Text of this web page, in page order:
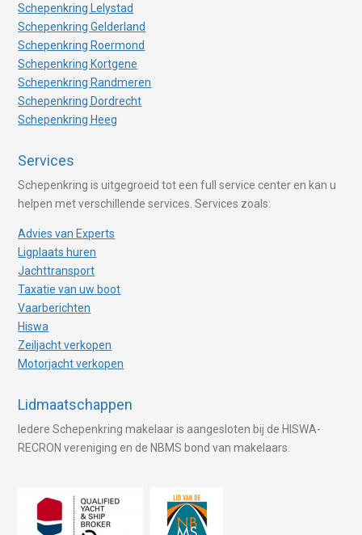
Schepenkring Lelystad
Schepenkring Gelderland
Schepenkring Roermond
Schepenkring Kortgene
Schepenkring Randmeren
Schepenkring Dordrecht
Schepenkring Heeg
Services
Schepenkring is uitgegroeid tot een full service center en kan u
helpen met verschillende services. Services zoals:
Advies van Experts
Ligplaats huren
Jachttransport
Taxatie van uw boot
Vaarberichten
Hiswa
Zeiljacht verkopen
Motorjacht verkopen
Lidmaatschappen
Iedere Schepenkring makelaar is aangesloten bij de HISWA-
RECRON vereniging en de NBMS bond van makelaars.